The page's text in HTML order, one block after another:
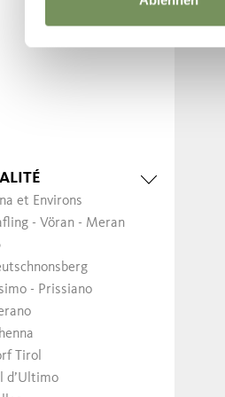
et Environs
- Vöran - Meran
- Prissiano
Tirol
d’Ultimo